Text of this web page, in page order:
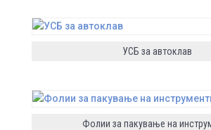
УСБ за автоклав
Фолии за пакување на